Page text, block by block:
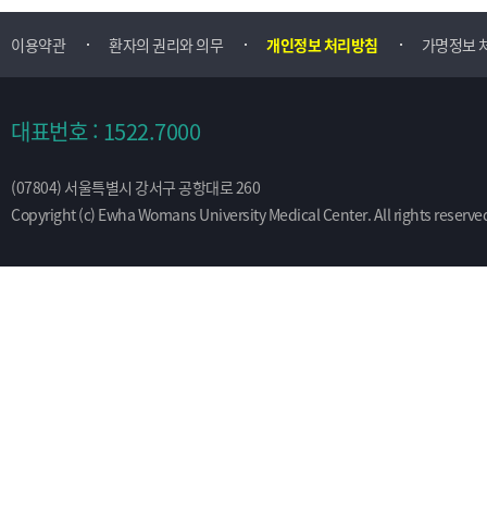
이용약관 환자의 권리와 의무 개인정보 처리방침 가명정보
대표번호 : 1522.7000
(07804) 서울특별시 강서구 공항대로 260
Copyright (c) Ewha Womans University Medical Center. All rights